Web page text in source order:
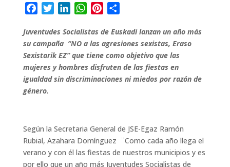
c
e
b
o
o
k
i
t
t
e
r
n
k
e
d
I
W
a
t
s
A
p
n
t
e
r
e
m
p
a
r
t
Juventudes Socialistas de Euskadi lanzan un año más
su campaña “NO a las agresiones sexistas, Eraso
Sexistarik EZ” que tiene como objetivo que las
mujeres y hombres disfruten de las fiestas en
igualdad sin discriminaciones ni miedos por razón de
género.
Según la Secretaria General de JSE-Egaz Ramón
Rubial, Azahara Domínguez ¨Como cada año llega el
verano y con él las fiestas de nuestros municipios y es
por ello que un año más Juventudes Socialistas de